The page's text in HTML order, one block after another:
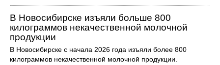
В Новосибирске изъяли больше 800
килограммов некачественной молочной
продукции
В Новосибирске с начала 2026 года изъяли более 800
килограммов некачественной молочной продукции.